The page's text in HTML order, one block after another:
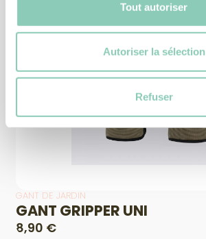
Tout autoriser
Autoriser la sélection
Refuser
GANT DE JARDIN
GANT GRIPPER UNI
8,90 €